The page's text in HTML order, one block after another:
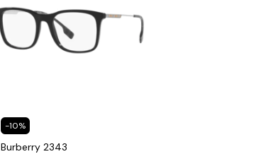
-10%
Burberry 2343